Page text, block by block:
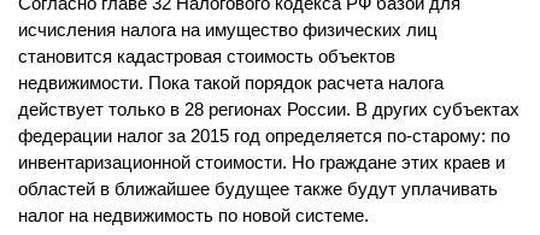
исчисления налога на имущество физических лиц
становится кадастровая стоимость объектов
недвижимости. Пока такой порядок расчета налога
действует только в 28 регионах России. В других субъектах
федерации налог за 2015 год определяется по-старому: по
инвентаризационной стоимости. Но граждане этих краев и
областей в ближайшее будущее также будут уплачивать
налог на недвижимость по новой системе.